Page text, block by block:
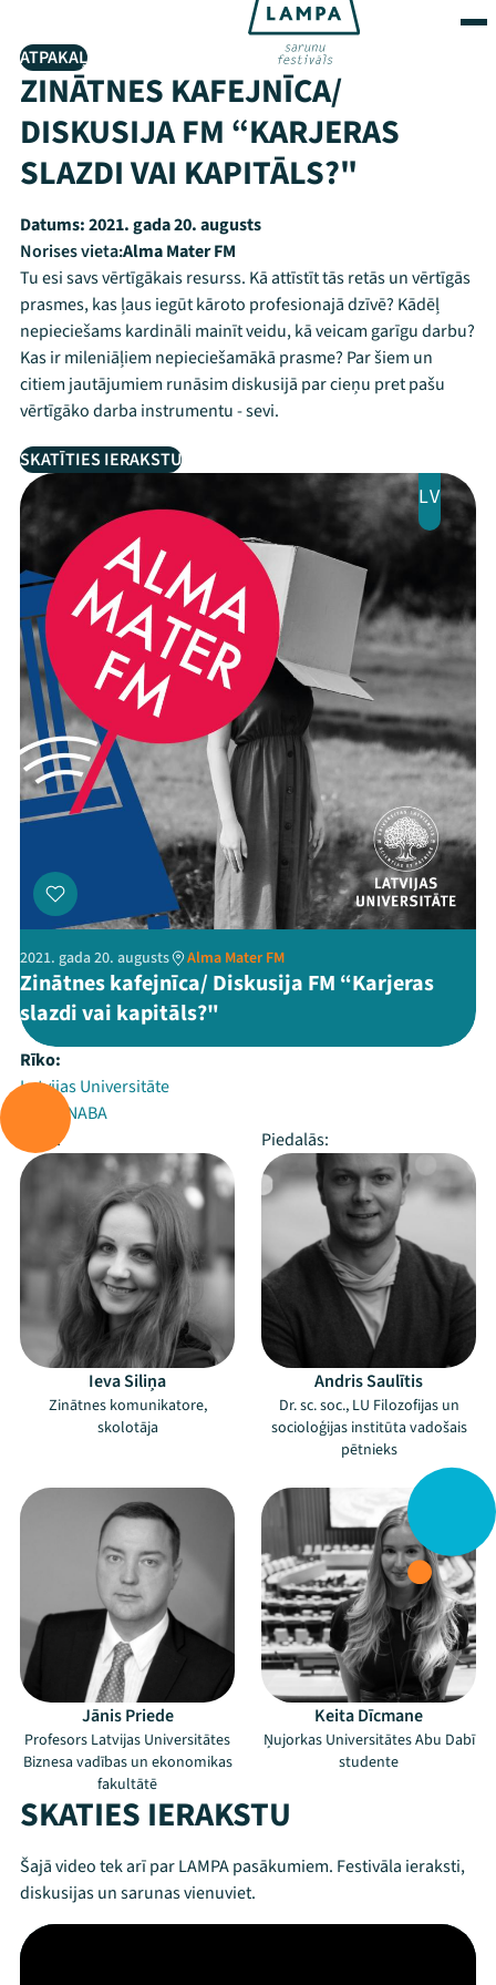
ATPAKAĻ
ZINĀTNES KAFEJNĪCA/
DISKUSIJA FM “KARJERAS
SLAZDI VAI KAPITĀLS?"
Datums:2021. gada 20. augusts
Norises vieta:Alma Mater FM
Tu esi savs vērtīgākais resurss. Kā attīstīt tās retās un vērtīgās
prasmes, kas ļaus iegūt kāroto profesionajā dzīvē? Kādēļ
nepieciešams kardināli mainīt veidu, kā veicam garīgu darbu?
Kas ir mileniāļiem nepieciešamākā prasme? Par šiem un
citiem jautājumiem runāsim diskusijā par cieņu pret pašu
vērtīgāko darba instrumentu - sevi.
SKATĪTIES IERAKSTU
LV
2021. gada 20. augusts Alma Mater FM
Zinātnes kafejnīca/ Diskusija FM “Karjeras
slazdi vai kapitāls?"
Rīko:
Latvijas Universitāte
Radio NABA
Vada:
Piedalās:
Ieva Siliņa
Zinātnes komunikatore,
skolotāja
Andris Saulītis
Dr. sc. soc., LU Filozofijas un
socioloģijas institūta vadošais
pētnieks
Jānis Priede
Profesors Latvijas Universitātes
Biznesa vadības un ekonomikas
fakultātē
Keita Dīcmane
Ņujorkas Universitātes Abu Dabī
studente
SKATIES IERAKSTU
Šajā video tek arī par LAMPA pasākumiem. Festivāla ieraksti,
diskusijas un sarunas vienuviet.